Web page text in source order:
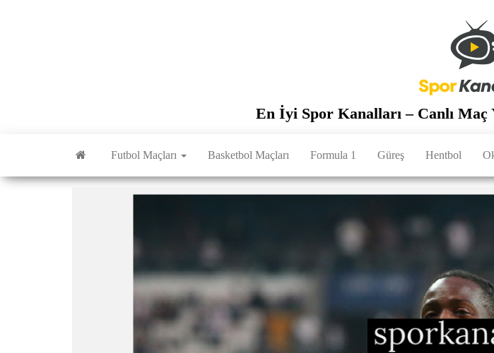
En İyi Spor Kanalları – Canlı Maç
Futbol Maçları Basketbol Maçları Formula 1 Güreş Hentbol